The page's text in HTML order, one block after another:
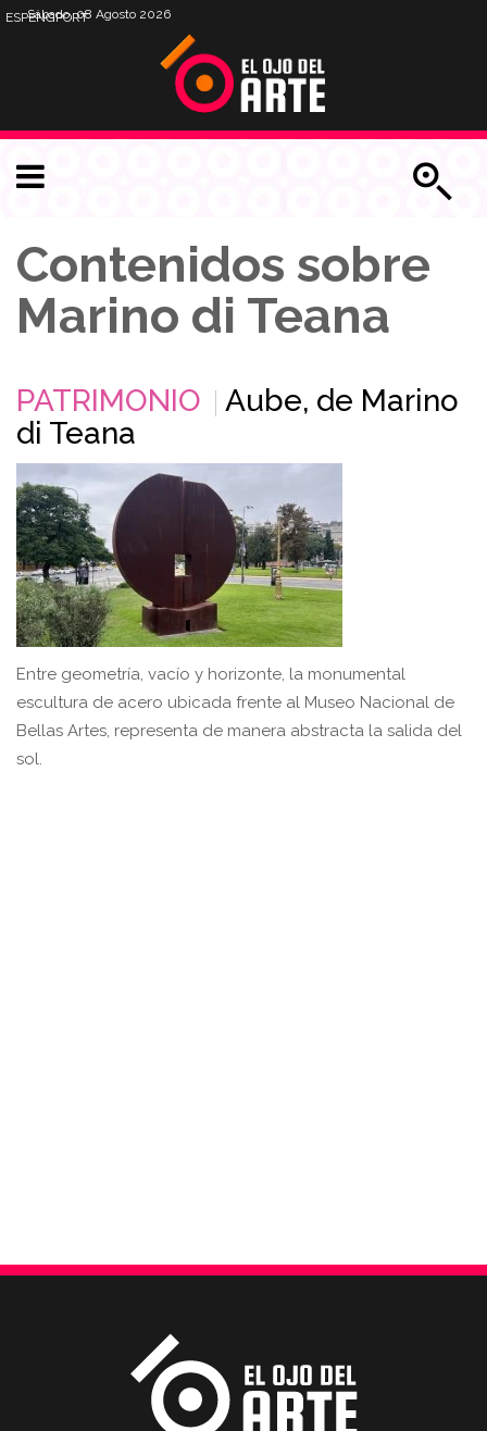
Sábado, 08 Agosto 2026
ESPENGPORT
Contenidos sobre
Marino di Teana
PATRIMONIO
Aube, de Marino
di Teana
Entre geometría, vacío y horizonte, la monumental
escultura de acero ubicada frente al Museo Nacional de
Bellas Artes, representa de manera abstracta la salida del
sol.